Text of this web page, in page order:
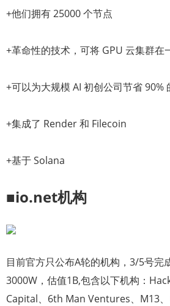
+他们拥有 25000 个节点
+革命性的技术，可将 GPU 云集群在
+可以为大规模 AI 初创公司节省 90%
+集成了 Render 和 Filecoin
+基于 Solana
■io.net机构
目前官方只公布A轮的机构，3/5号完
3000W，估值1B,包含以下机构：
Capital、6th Man Ventures、M13、